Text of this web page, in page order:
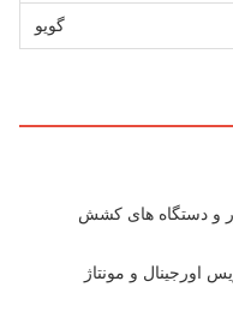
های کشش
و مونتاژ